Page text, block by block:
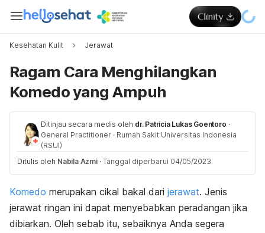
Kesehatan Kulit Jerawat
Ragam Cara Menghilangkan
Komedo yang Ampuh
Ditinjau secara medis oleh dr. Patricia Lukas Goentoro ·
General Practitioner · Rumah Sakit Universitas Indonesia
(RSUI)
Ditulis oleh Nabila Azmi · Tanggal diperbarui 04/05/2023
Komedo merupakan cikal bakal dari jerawat. Jenis
jerawat ringan ini dapat menyebabkan peradangan jika
dibiarkan. Oleh sebab itu, sebaiknya Anda segera